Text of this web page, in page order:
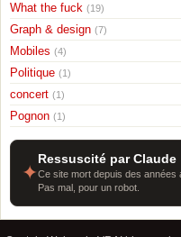
What the fuck (19)
Graph & design (7)
Mobiles (4)
Politique (1)
concert (1)
Pognon (1)
✦
Ressuscité par Claude
Ce site mort depuis des années
Pas mal, pour un robot.